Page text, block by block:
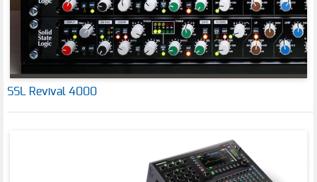
SSL Revival 4000